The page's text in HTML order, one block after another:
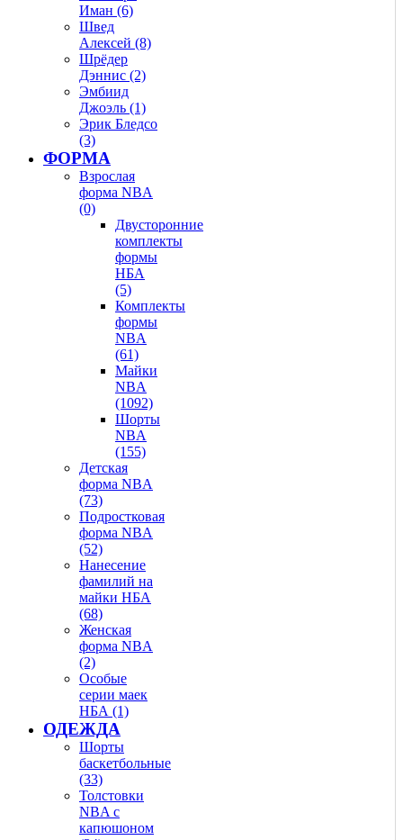
Иман (6)
Швед
Алексей (8)
Шрёдер
Дэннис (2)
Эмбиид
Джоэль (1)
Эрик Бледсо
(3)
ФОРМА
Взрослая
форма NBA
(0)
Двусторонние
комплекты
формы
НБА
(5)
Комплекты
формы
NBA
(61)
Майки
NBA
(1092)
Шорты
NBA
(155)
Детская
форма NBA
(73)
Подростковая
форма NBA
(52)
Нанесение
фамилий на
майки НБА
(68)
Женская
форма NBA
(2)
Особые
серии маек
НБА (1)
ОДЕЖДА
Шорты
баскетбольные
(33)
Толстовки
NBA с
капюшоном